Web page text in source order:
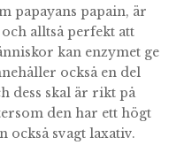
papayans papain, är
alltså perfekt att
kan enzymet ge
också en del
dess skal är rikt på
den har ett högt
också svagt laxativ.